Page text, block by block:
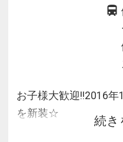
お子様大歓迎!!2016
を新装☆
ご来館いただける全
続き